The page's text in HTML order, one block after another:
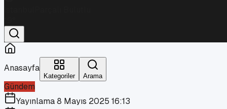
Anasayfa
Kategoriler Arama
Gündem
Yayınlama8 Mayıs 2025 16:13